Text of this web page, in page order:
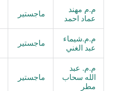
م.م مهند
عماد احمد
ماجستير
م.م.شيماء
عبد الغني
ماجستير
م.م. عبد
الله سحاب
مطر
ماجستير